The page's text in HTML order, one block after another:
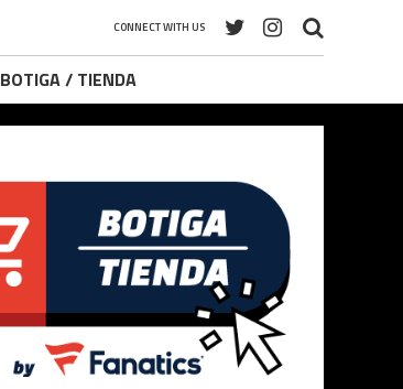
CONNECT WITH US
BOTIGA / TIENDA